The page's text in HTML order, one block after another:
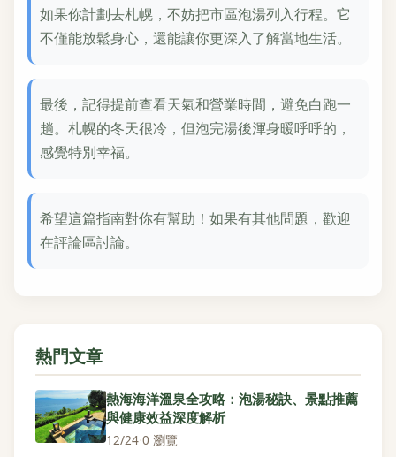
如果你計劃去札幌，不妨把市區泡湯列入行程。它
不僅能放鬆身心，還能讓你更深入了解當地生活。
最後，記得提前查看天氣和營業時間，避免白跑一
趟。札幌的冬天很冷，但泡完湯後渾身暖呼呼的，
感覺特別幸福。
希望這篇指南對你有幫助！如果有其他問題，歡迎
在評論區討論。
熱門文章
熱海海洋溫泉全攻略：泡湯秘訣、景點推薦
與健康效益深度解析
12/24·0 瀏覽